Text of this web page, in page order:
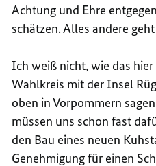
Achtung und Ehre
schätzen. Alles andere
Ich weiß nicht, wie das
Wahlkreis mit der Insel
oben in Vorpommern
müssen uns schon fast
den Bau eines neuen
Genehmigung für einen